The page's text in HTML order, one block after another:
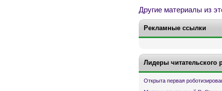
Другие материалы из
Рекламные ссылки
Лидеры читательского
Открыта первая